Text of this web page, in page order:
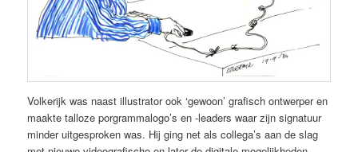
Volkerijk was naast illustrator ook ‘gewoon’ grafisch ontwerper en
maakte talloze porgrammalogo’s en -leaders waar zijn signatuur
minder uitgesproken was. Hij ging net als collega’s aan de slag